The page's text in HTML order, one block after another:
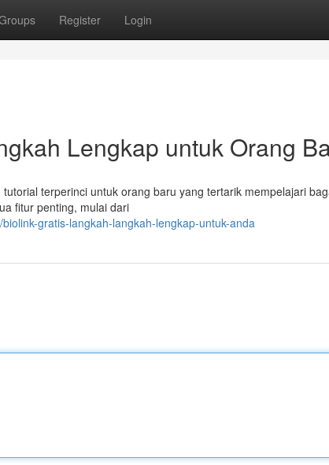
Register Login
Lengkap untuk Orang
terperinci untuk orang baru yang tertarik mempelajari
fitur penting, mulai dari
gratis-langkah-langkah-lengkap-untuk-anda